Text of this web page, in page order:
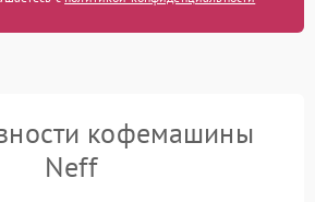
кофемашины
Neff